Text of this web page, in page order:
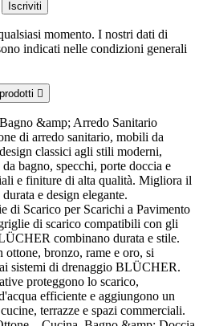
momento. I nostri dati di
indicati nelle condizioni generali

&amp; Arredo Sanitario
di arredo sanitario, mobili da
classici agli stili moderni,
bagno, specchi, porte doccia e
e finiture di alta qualità. Migliora il
e design elegante.
di Scarico per Scarichi a Pavimento
di scarico compatibili con gli
combinano durata e stile.
bronzo, rame e oro, si
sistemi di drenaggio BLÜCHER.
proteggono lo scarico,
efficiente e aggiungono un
terrazze e spazi commerciali.